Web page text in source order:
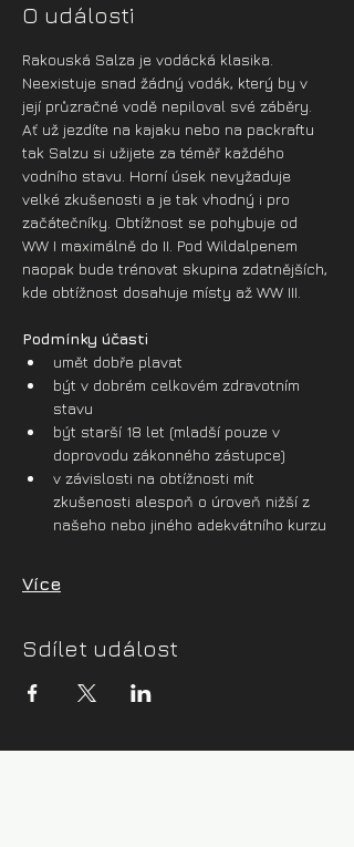
O události
Rakouská Salza je vodácká klasika.
Neexistuje snad žádný vodák, který by v
její průzračné vodě nepiloval své záběry.
Ať už jezdíte na kajaku nebo na packraftu
tak Salzu si užijete za téměř každého
vodního stavu. Horní úsek nevyžaduje
velké zkušenosti a je tak vhodný i pro
začátečníky. Obtížnost se pohybuje od
WW I maximálně do II. Pod Wildalpenem
naopak bude trénovat skupina zdatnějších,
kde obtížnost dosahuje místy až WW III.
Podmínky účasti
umět dobře plavat
být v dobrém celkovém zdravotním
stavu
být starší 18 let (mladší pouze v
doprovodu zákonného zástupce)
v závislosti na obtížnosti mít
zkušenosti alespoň o úroveň nižší z
našeho nebo jiného adekvátního kurzu
Více
Sdílet událost